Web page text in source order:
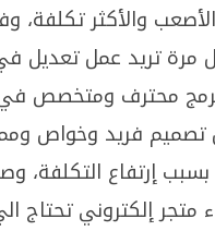
والأكثر تكلفة،
مرة تريد عمل تعديل
محترف ومتخصص في
فريد وخواص
بسبب إرتفاع
إلكتروني تحتاج